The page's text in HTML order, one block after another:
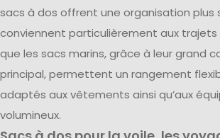
sacs à dos offrent une organisation
conviennent particulièrement aux trajets
que les sacs marins, grâce à leur grand
principal, permettent un rangement
adaptés aux vêtements ainsi qu’aux
volumineux.